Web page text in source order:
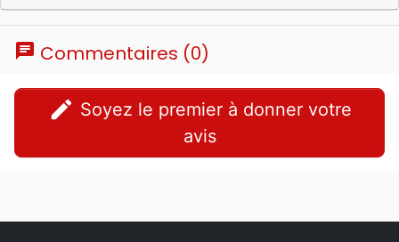
chat Commentaires (0)
edit
avis